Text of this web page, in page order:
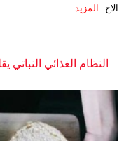
الاح... المزيد
النظام الغذائي